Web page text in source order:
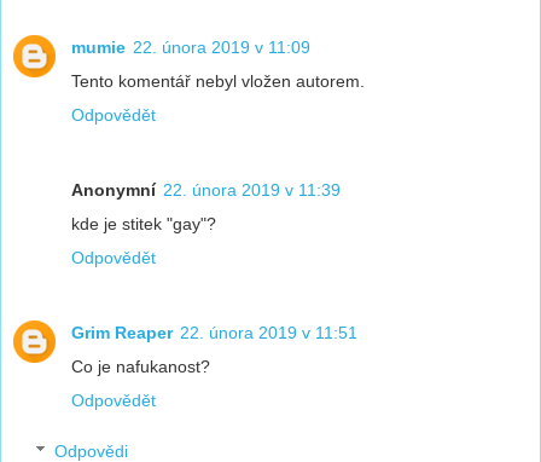
mumie 22. února 2019 v 11:09
Tento komentář nebyl vložen autorem.
Odpovědět
Anonymní 22. února 2019 v 11:39
kde je stitek "gay"?
Odpovědět
Grim Reaper 22. února 2019 v 11:51
Co je nafukanost?
Odpovědět
Odpovědi